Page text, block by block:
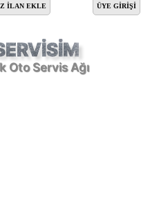
İLAN EKLE ÜYE GIRIŞI
Oto Servis Ağı